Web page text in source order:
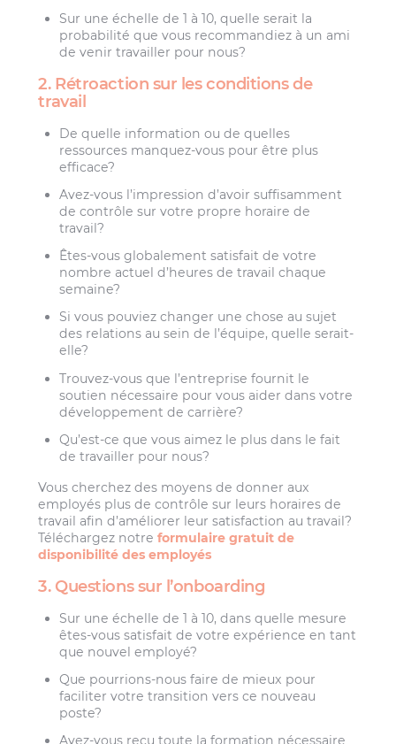
Sur une échelle de 1 à 10, quelle serait la
probabilité que vous recommandiez à un ami
de venir travailler pour nous?
2. Rétroaction sur les conditions de
travail
De quelle information ou de quelles
ressources manquez-vous pour être plus
efficace?
Avez-vous l’impression d’avoir suffisamment
de contrôle sur votre propre horaire de
travail?
Êtes-vous globalement satisfait de votre
nombre actuel d’heures de travail chaque
semaine?
Si vous pouviez changer une chose au sujet
des relations au sein de l’équipe, quelle serait-
elle?
Trouvez-vous que l’entreprise fournit le
soutien nécessaire pour vous aider dans votre
développement de carrière?
Qu’est-ce que vous aimez le plus dans le fait
de travailler pour nous?
Vous cherchez des moyens de donner aux
employés plus de contrôle sur leurs horaires de
travail afin d’améliorer leur satisfaction au travail?
Téléchargez notreformulaire gratuit de
disponibilité des employés
3. Questions sur l’onboarding
Sur une échelle de 1 à 10, dans quelle mesure
êtes-vous satisfait de votre expérience en tant
que nouvel employé?
Que pourrions-nous faire de mieux pour
faciliter votre transition vers ce nouveau
poste?
Avez-vous reçu toute la formation nécessaire